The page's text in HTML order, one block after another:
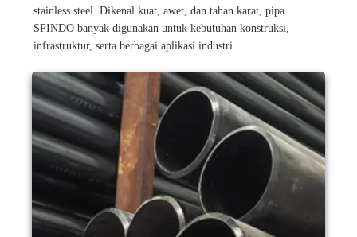
stainless steel. Dikenal kuat, awet, dan tahan karat, pipa
SPINDO banyak digunakan untuk kebutuhan konstruksi,
infrastruktur, serta berbagai aplikasi industri.